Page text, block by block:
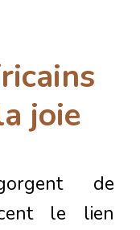
joie
de
le lien